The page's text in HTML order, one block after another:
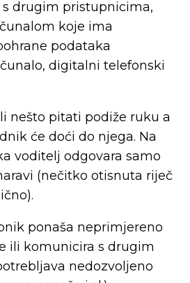
drugim pristupnicima,
koje ima
podataka
digitalni telefonski
nešto pitati podiže ruku a
će doći do njega. Na
voditelj odgovara samo
(nečitko otisnuta riječ
ponaša neprimjereno
ili komunicira s drugim
nedozvoljeno